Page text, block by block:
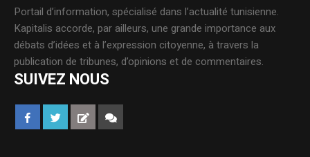
Portail d’information, spécialisé dans l’actualité tunisienne.
Kapitalis accorde, par ailleurs, une grande importance aux
débats d’idées et à l’expression citoyenne, à travers la
publication de tribunes, d’opinions et de commentaires.
SUIVEZ NOUS